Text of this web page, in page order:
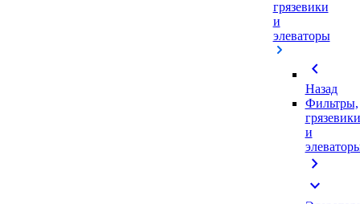
грязевики
и
элеваторы
chevron_left
Назад
Фильтры,
грязевики
и
chevron_right
expand_more